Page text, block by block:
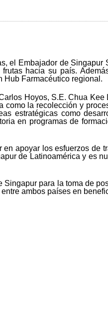
el Embajador de Singapur
hacia su país.
Hub Farmacéutico regional.
Hoyos, S.E. Chua
la recolección y
estratégicas como
en programas de
apoyar los esfuerzos de
de Latinoamérica y es
para la toma de
ambos países en